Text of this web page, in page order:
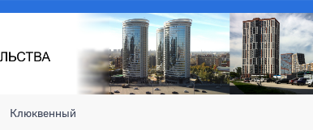
Клюквенный